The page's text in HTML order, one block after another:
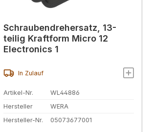
Schraubendrehersatz, 13-
teilig Kraftform Micro 12
Electronics 1
In Zulauf
Artikel-Nr.
WL44886
Hersteller
WERA
Hersteller-Nr.
05073677001